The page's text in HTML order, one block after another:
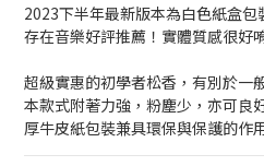
2023下半年最新版本為白色紙盒包
存在音樂好評推薦！實體質感很好
超級實惠的初學者松香，有別於一
本款式附著力強，粉塵少，亦可良
厚牛皮紙包裝兼具環保與保護的作